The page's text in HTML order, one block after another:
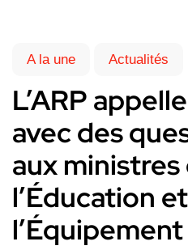
A la une Actualités
L’ARP
avec des
aux ministres
l’Éducation
l’Équipement